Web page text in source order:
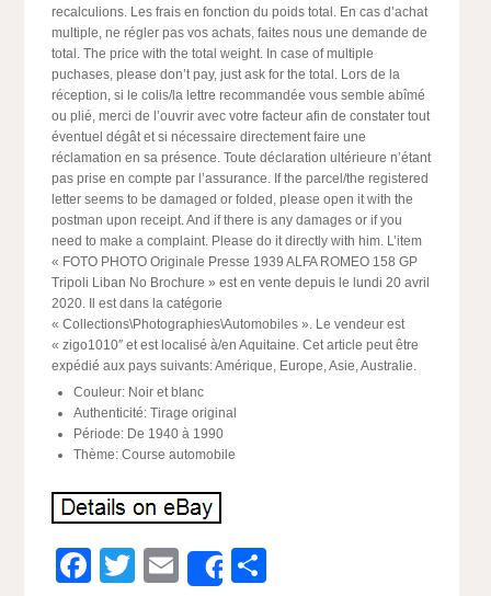
recalculions. Les frais en fonction du poids total. En cas d’achat
multiple, ne régler pas vos achats, faites nous une demande de
total. The price with the total weight. In case of multiple
puchases, please don’t pay, just ask for the total. Lors de la
réception, si le colis/la lettre recommandée vous semble abîmé
ou plié, merci de l’ouvrir avec votre facteur afin de constater tout
éventuel dégât et si nécessaire directement faire une
réclamation en sa présence. Toute déclaration ultérieure n’étant
pas prise en compte par l’assurance. If the parcel/the registered
letter seems to be damaged or folded, please open it with the
postman upon receipt. And if there is any damages or if you
need to make a complaint. Please do it directly with him. L’item
« FOTO PHOTO Originale Presse 1939 ALFA ROMEO 158 GP
Tripoli Liban No Brochure » est en vente depuis le lundi 20 avril
2020. Il est dans la catégorie
« Collections\Photographies\Automobiles ». Le vendeur est
« zigo1010″ et est localisé à/en Aquitaine. Cet article peut être
expédié aux pays suivants: Amérique, Europe, Asie, Australie.
Couleur: Noir et blanc
Authenticité: Tirage original
Période: De 1940 à 1990
Thème: Course automobile
Facebook
Twitter
EmailShare